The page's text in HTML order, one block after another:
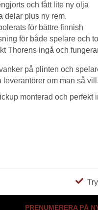
och fått lite ny olja
delar plus ny rem.
för bättre finnish
för både spelare och
Thorens ingå och
på plinten och
leverantörer om man så vill.
monterad och perfekt
PRENUMERERA PÅ